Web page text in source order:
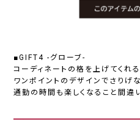
■GIFT4 -グローブ-
コーディネートの格を上げてくれる
ワンポイントのデザインでさりげ
通勤の時間も楽しくなること間違い